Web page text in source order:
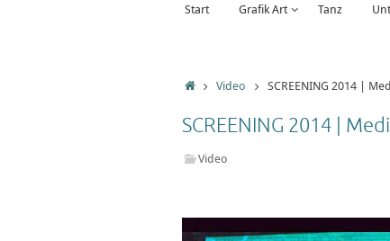
Inhalt
Start Grafik Art Tanz
Startseite
Video SCREENING 2014 |
SCREENING 2014 |
Video